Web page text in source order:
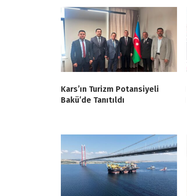
Kars’ın Turizm Potansiyeli
Bakü’de Tanıtıldı